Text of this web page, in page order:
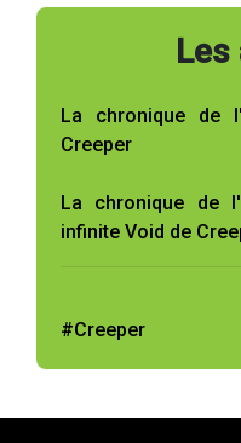
La chronique de
Creeper
La chronique de
infinite Void de
#Creeper